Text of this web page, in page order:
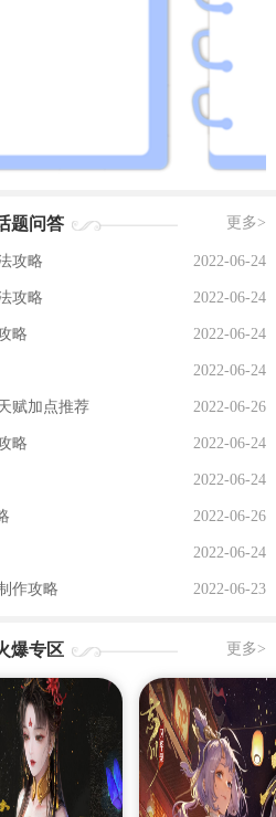
更多>
题问答
2022-06-24
攻略
2022-06-24
攻略
2022-06-24
略
2022-06-24
2022-06-26
赋加点推荐
2022-06-24
略
2022-06-24
2022-06-26
2022-06-24
2022-06-23
作攻略
更多>
爆专区